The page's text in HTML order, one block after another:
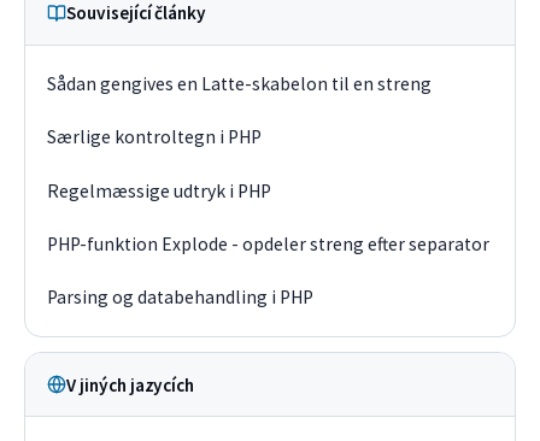
Související články
Sådan gengives en Latte-skabelon til en streng
Særlige kontroltegn i PHP
Regelmæssige udtryk i PHP
PHP-funktion Explode - opdeler streng efter separator
Parsing og databehandling i PHP
V jiných jazycích